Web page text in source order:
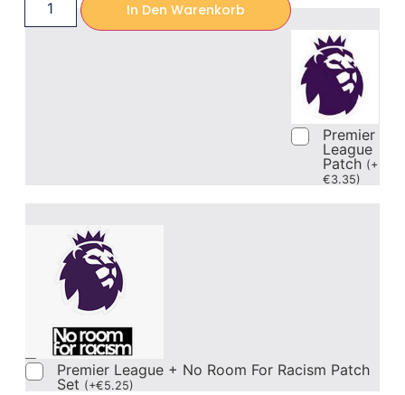
In Den Warenkorb
Premier
League
Patch (+
€3.35)
Premier League + No Room For Racism Patch
Set (+€5.25)